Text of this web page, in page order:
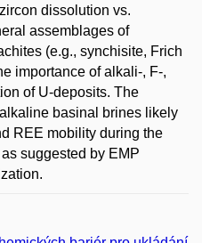
dissolution vs.
assemblages of
(e.g., synchisite, Frich
importance of alkali-, F-,
of U-deposits. The
basinal brines likely
REE mobility during the
suggested by EMP